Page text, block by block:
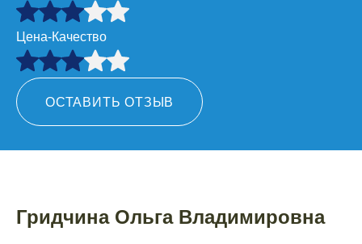
Цена-Качество
ОСТАВИТЬ ОТЗЫВ
Гридчина Ольга Владимировна